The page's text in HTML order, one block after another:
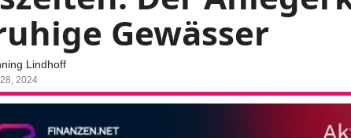
Gewässer
Lindhoff
2024